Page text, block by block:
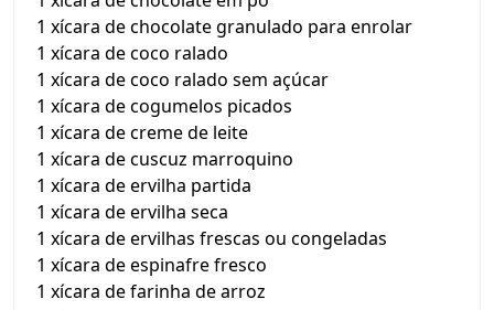
1 xícara de chocolate granulado para enrolar
1 xícara de coco ralado
1 xícara de coco ralado sem açúcar
1 xícara de cogumelos picados
1 xícara de creme de leite
1 xícara de cuscuz marroquino
1 xícara de ervilha partida
1 xícara de ervilha seca
1 xícara de ervilhas frescas ou congeladas
1 xícara de espinafre fresco
1 xícara de farinha de arroz